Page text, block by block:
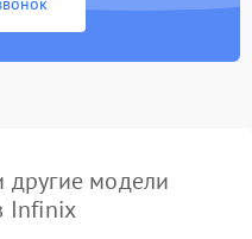
модели
Infinix